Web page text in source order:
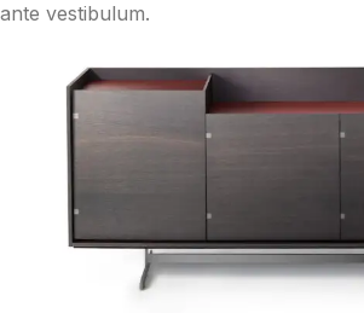
ante vestibulum.